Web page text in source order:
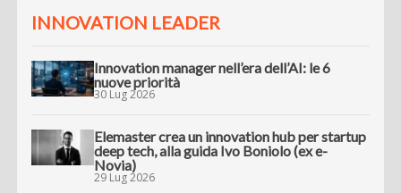
INNOVATION LEADER
Innovation manager nell’era dell’AI: le 6
nuove priorità
30 Lug 2026
Elemaster crea un innovation hub per startup
deep tech, alla guida Ivo Boniolo (ex e-
Novia)
29 Lug 2026